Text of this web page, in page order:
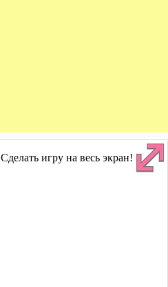
Сделать игру на весь экран!